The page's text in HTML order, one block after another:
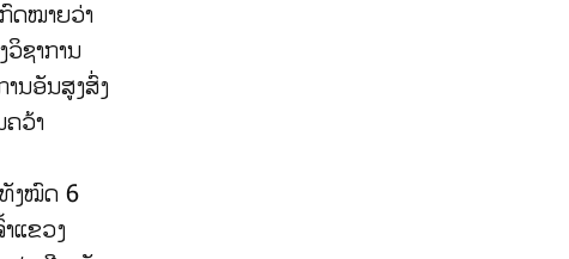
ດໝາຍວ່າ
ຊາການ
ນອັນສູງສົ່ງ
ວ້າ
ງໝົດ 6
ແຂວງ